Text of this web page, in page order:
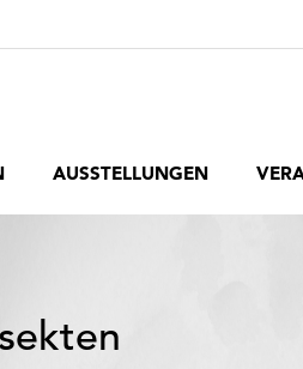
AUSSTELLUNGEN